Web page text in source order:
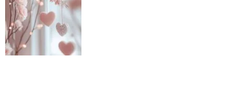
鹿児島店